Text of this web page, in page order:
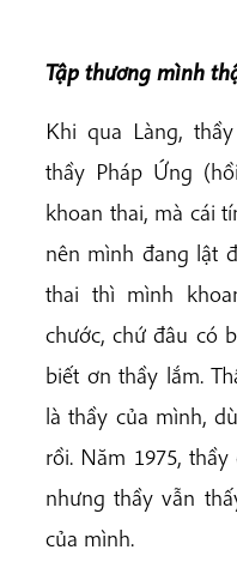
Tập thương mình
Khi qua Làng,
thầy Pháp Ứng
khoan thai, mà cái
nên mình đang lật
thai thì mình
chước, chứ đâu có
biết ơn thầy lắm.
là thầy của mình,
rồi. Năm 1975,
nhưng thầy vẫn
của mình.